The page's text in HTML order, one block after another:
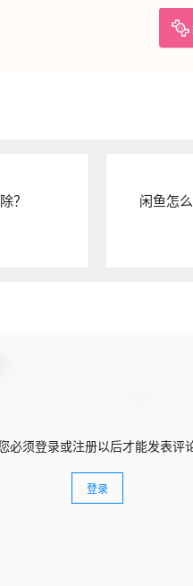
？ 闲鱼怎
必须登录或注册以后才能发表评
登录